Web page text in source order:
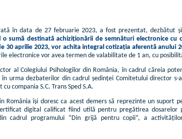
în data de 27 februarie 2023, a fost prezentat, dezbătut
o sumă destinată achiziționării de semnături electronice cu
30 aprilie 2023, vor achita integral cotizația aferentă anului
electronice vor avea termen de valabilitate de 1 an, cu
al Colegiului Psihologilor din România, în cadrul căreia
dezbaterilor din cadrul ședinței Comitetului director s-
compania S.C. Trans Sped S.A.
România își doresc ca acest demers să reprezinte un suport
digital calificat fiind utilă pentru pregătirea dosarelor
cadrul programului ”Din grijă pentru copii”, a